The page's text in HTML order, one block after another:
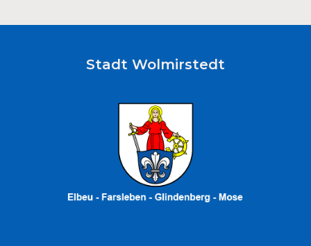
Stadt Wolmirstedt